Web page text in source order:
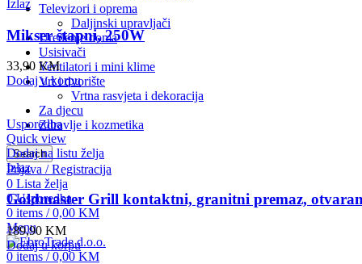
Televizori i oprema
Daljinski upravljači
Uređenje doma
Usisivači
Ventilatori i mini klime
Vrt i dvorište
Vrtna rasvjeta i dekoracija
Za djecu
Zdravlje i kozmetika
Search
Prijava / Registracija
0 Lista želja
0 Usporedba
0 items / 0,00 KM
Menu
0 items / 0,00 KM
Izlaz
Mikser štapni, 250W
33,90 KM
Dodaj u korpu
Usporedba
Quick view
Dodaj na listu želja
Izlaz
Goldmaster Grill kontaktni, granitni premaz,
189,90 KM
Dodaj u korpu